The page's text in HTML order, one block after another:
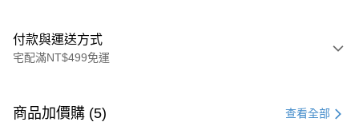
付款與運送方式
宅配滿NT$499免運
信用卡一次付款
商品加價購 (5) 查看全部